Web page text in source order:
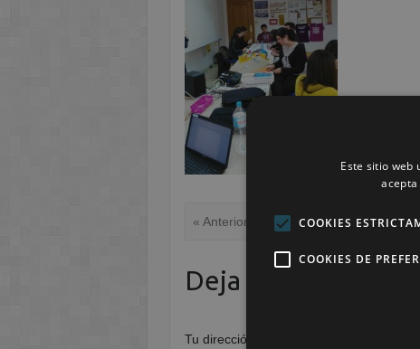
« Anterior
Deja una respuesta
Tu dirección de correo electrónico no
Este sitio web
acepta
COOKIES
COOKIES DE